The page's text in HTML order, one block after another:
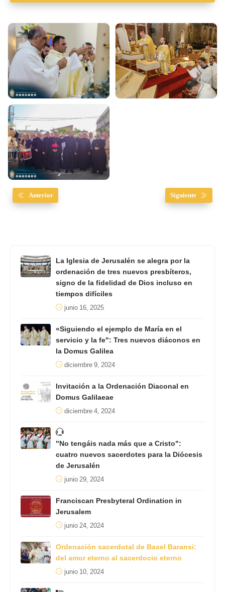
Anterior Siguiente
La Iglesia de Jerusalén se alegra por la
ordenación de tres nuevos presbíteros,
signo de la fidelidad de Dios incluso en
tiempos difíciles
junio 16, 2025
«Siguiendo el ejemplo de María en el
servicio y la fe": Tres nuevos diáconos en
la Domus Galilea
diciembre 9, 2024
Invitación a la Ordenación Diaconal en
Domus Galilaeae
diciembre 4, 2024
"No tengáis nada más que a Cristo":
cuatro nuevos sacerdotes para la Diócesis
de Jerusalén
junio 29, 2024
Franciscan Presbyteral Ordination in
Jerusalem
junio 24, 2024
Ordenación sacerdotal de Basel Baransi:
del amor eterno al sacerdocio eterno
junio 10, 2024